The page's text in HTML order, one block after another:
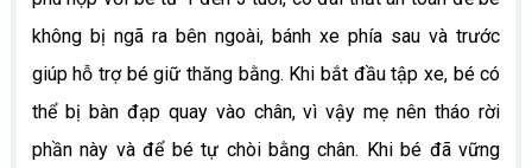
không bị ngã ra bên ngoài, bánh xe phía sau và trước
giúp hỗ trợ bé giữ thăng bằng. Khi bắt đầu tập xe, bé có
thể bị bàn đạp quay vào chân, vì vậy mẹ nên tháo rời
phần này và để bé tự chòi bằng chân. Khi bé đã vững